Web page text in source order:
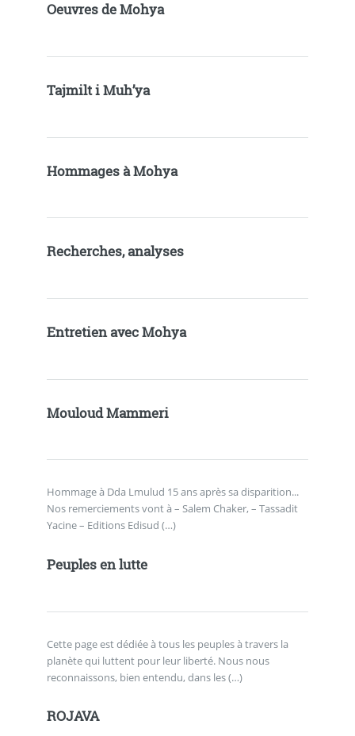
Oeuvres de Mohya
Tajmilt i Muh’ya
Hommages à Mohya
Recherches, analyses
Entretien avec Mohya
Mouloud Mammeri
Hommage à Dda Lmulud 15 ans après sa disparition...
Nos remerciements vont à – Salem Chaker, – Tassadit
Yacine – Editions Edisud (…)
Peuples en lutte
Cette page est dédiée à tous les peuples à travers la
planète qui luttent pour leur liberté. Nous nous
reconnaissons, bien entendu, dans les (…)
ROJAVA